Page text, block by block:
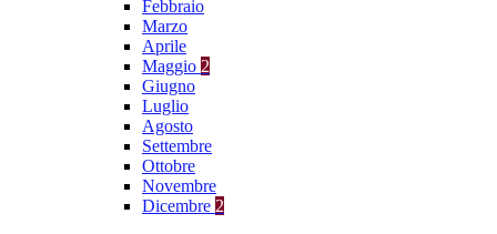
Febbraio
Marzo
Aprile
Maggio 2
Giugno
Luglio
Agosto
Settembre
Ottobre
Novembre
Dicembre 2